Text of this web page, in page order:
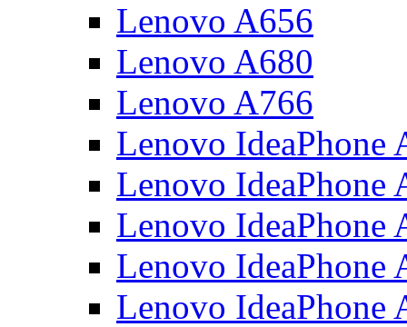
Lenovo A656
Lenovo A680
Lenovo A766
Lenovo IdeaPhone
Lenovo IdeaPhone
Lenovo IdeaPhone
Lenovo IdeaPhone
Lenovo IdeaPhone